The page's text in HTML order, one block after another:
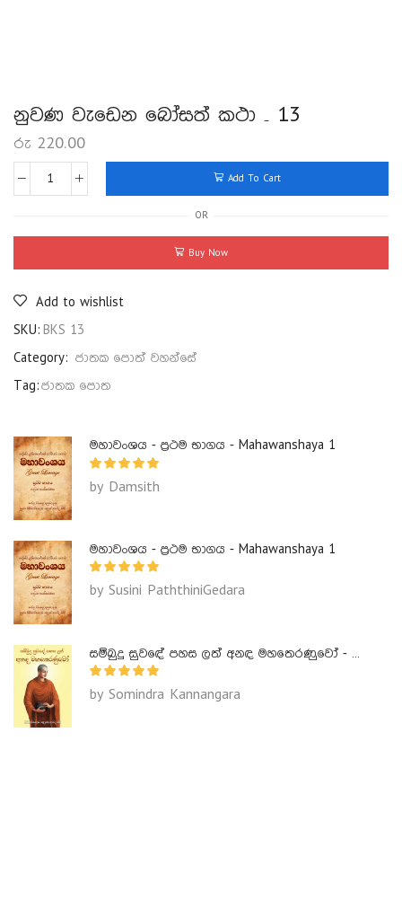
නුවණ වැඩෙන බෝසත් කථා – 13
රු 220.00
Add To Cart
OR
Buy Now
Add to wishlist
SKU: BKS 13
Category: ජාතක පොත් වහන්සේ
Tag:ජාතක පොත
මහාවංශය - ප්‍රථම භාගය - Mahawanshaya 1
by Damsith
මහාවංශය - ප්‍රථම භාගය - Mahawanshaya 1
by Susini PaththiniGedara
සම්බුදු සුවඳේ පහස ලත් අනඳ මහතෙරණුවෝ - Ananda Maha Theranuwo
by Somindra Kannangara